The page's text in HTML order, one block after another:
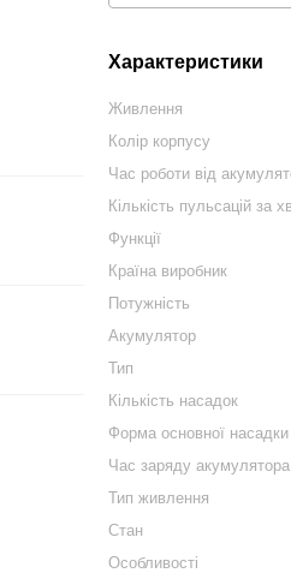
Характеристики
Живлення
Колір корпусу
Час роботи від
Кількість пульсацій за
Функції
Країна виробник
Потужність
Акумулятор
Тип
Кількість насадок
Форма основної насадки
Час заряду акумулятора
Тип живлення
Стан
Особливості